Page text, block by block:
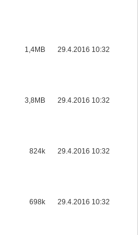
1,4MB 29.4.2016 10:32
3,8MB 29.4.2016 10:32
824k 29.4.2016 10:32
698k 29.4.2016 10:32